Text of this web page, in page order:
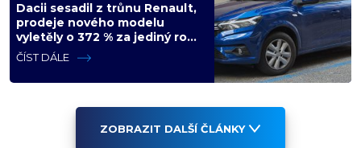
Dacii sesadil z trůnu Renault,
prodeje nového modelu
vyletěly o 372 % za jediný rok.
Češi ale jedou svojí pohádku
ČÍST DÁLE
ZOBRAZIT DALŠÍ ČLÁNKY